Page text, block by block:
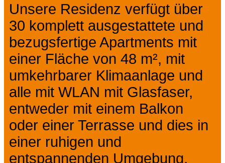
Unsere Residenz verfügt über
30 komplett ausgestattete und
bezugsfertige Apartments mit
einer Fläche von 48 m², mit
umkehrbarer Klimaanlage und
alle mit WLAN mit Glasfaser,
entweder mit einem Balkon
oder einer Terrasse und dies in
einer ruhigen und
entspannenden Umgebung,